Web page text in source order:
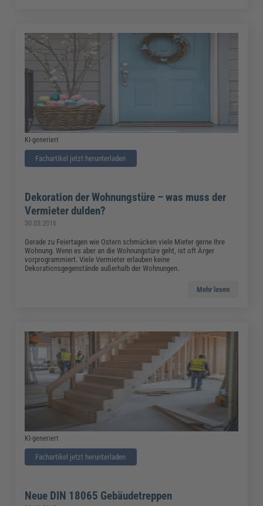
KI-generiert
Fachartikel jetzt herunterladen
Dekoration der Wohnungstüre – was muss der
Vermieter dulden?
30.03.2016
Gerade zu Feiertagen wie Ostern schmücken viele Mieter gerne Ihre
Wohnung. Wenn es aber an die Wohnungstüre geht, ist oft Ärger
vorprogrammiert. Viele Vermieter erlauben keine
Dekorationsgegenstände außerhalb der Wohnungen.
Mehr lesen
KI-generiert
Fachartikel jetzt herunterladen
Neue DIN 18065 Gebäudetreppen